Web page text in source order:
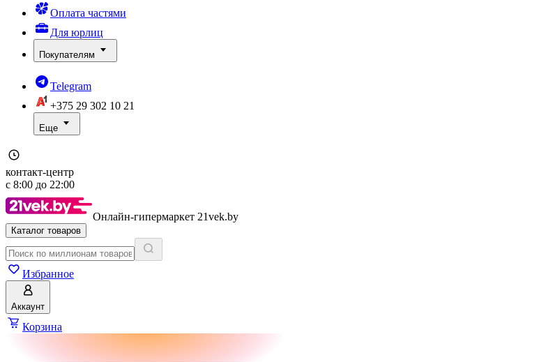
Оплата частями
Для юрлиц
Покупателям
Telegram
+375 29 302 10 21
Еще
контакт-центр
с 8:00 до 22:00
Онлайн-гипермаркет 21vek.by
Каталог товаров
Избранное
Аккаунт
Корзина